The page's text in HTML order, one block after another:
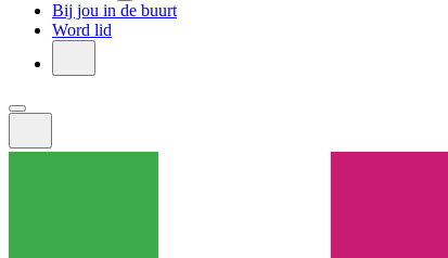
Bij jou in de buurt
Word lid